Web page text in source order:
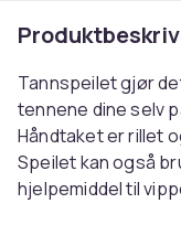
Tannspeilet gjør
tennene dine selv
Håndtaket er rillet
Speilet kan også
hjelpemiddel til